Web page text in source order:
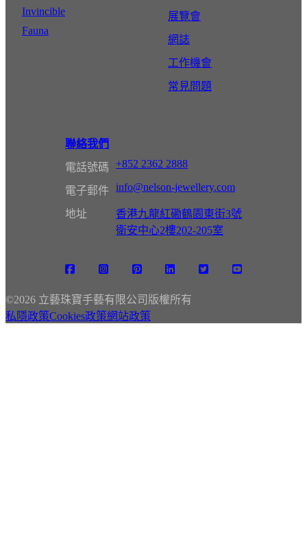
Invincible
Fauna
展覽會
網誌
工作機會
常見問題
聯絡我們
電話號碼
+852 2362 2888
電子郵件 info@nelson-jewellery.com
地址
香港九龍紅磡鶴園東街3號
衛安中心2樓202-205室
©2026 立藝珠寶手藝有限公司版權所有
私隱政策Cookies政策網站政策